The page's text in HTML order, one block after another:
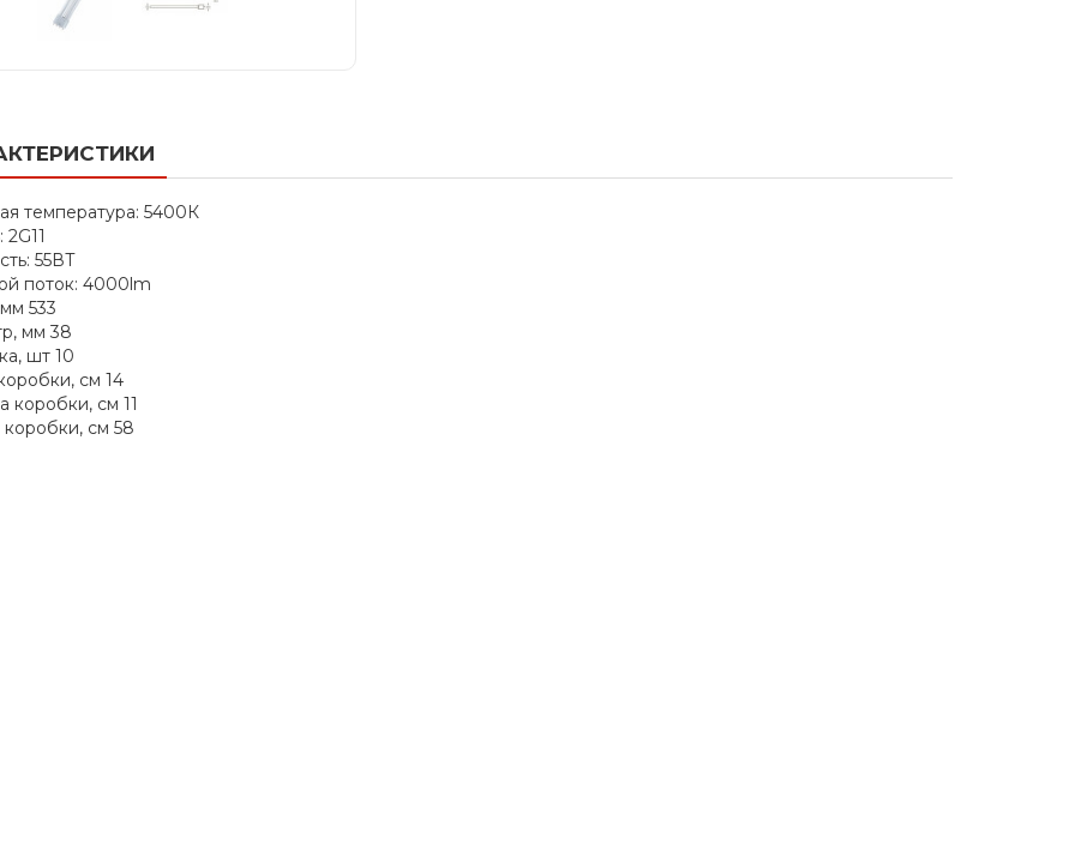
температура: 5400К
55ВТ
поток: 4000lm
533
мм 38
шт 10
см 14
коробки, см 11
коробки, см 58